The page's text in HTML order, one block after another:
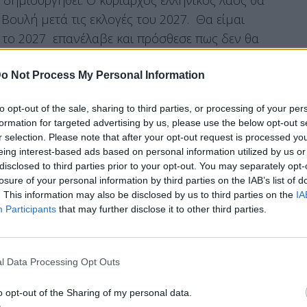
Not Process My Personal Information
opt-out of the sale, sharing to third parties, or processing of your
for targeted advertising by us, please use the below opt-out
selection. Please note that after your opt-out request is processed
interest-based ads based on personal information utilized by us
to third parties prior to your opt-out. You may separately
of your personal information by third parties on the IAB’s list of
This information may also be disclosed by us to third parties on the
Participants that may further disclose it to other third parties.
Data Processing Opt Outs
opt-out of the Sharing of my personal data.
μετά τις εκλογές του 2027. Θα είμαι
2027 επανέλαβε και πρόσθεσε πως δεν θα
αυτοδυναμία και γι αυτό θα αποφασίσει ο
της Δημοκρατίας και απαντώντας σε
να κάνει μία τέτοια συζήτηση κατ’ ιδίαν με
ακόμη στην πρόταση, δηλώνοντας για
ότι η συζήτηση για την επιστροφή των
εάν τελικά επιστραφούν θα είναι δικαίωση.